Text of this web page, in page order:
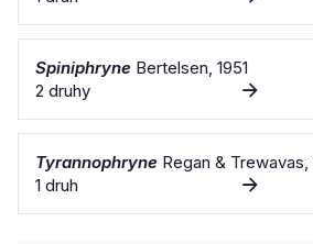
Spiniphryne Bertelsen, 1951
2 druhy
Tyrannophryne Regan & Trewavas,
1 druh